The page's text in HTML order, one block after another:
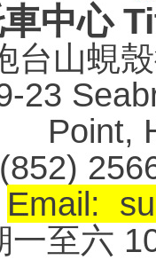
中心
台山蜆
23
Email:
一至六